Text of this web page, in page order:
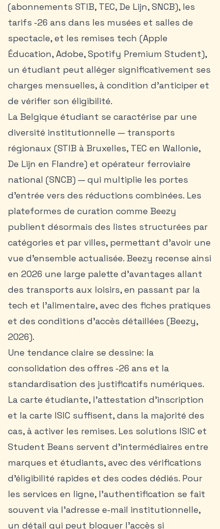
(abonnements STIB, TEC, De Lijn, SNCB), les
tarifs -26 ans dans les musées et salles de
spectacle, et les remises tech (Apple
Éducation, Adobe, Spotify Premium Student),
un étudiant peut alléger significativement ses
charges mensuelles, à condition d’anticiper et
de vérifier son éligibilité.
La Belgique étudiant se caractérise par une
diversité institutionnelle — transports
régionaux (STIB à Bruxelles, TEC en Wallonie,
De Lijn en Flandre) et opérateur ferroviaire
national (SNCB) — qui multiplie les portes
d’entrée vers des réductions combinées. Les
plateformes de curation comme Beezy
publient désormais des listes structurées par
catégories et par villes, permettant d’avoir une
vue d’ensemble actualisée. Beezy recense ainsi
en 2026 une large palette d’avantages allant
des transports aux loisirs, en passant par la
tech et l’alimentaire, avec des fiches pratiques
et des conditions d’accès détaillées (Beezy,
2026).
Une tendance claire se dessine: la
consolidation des offres -26 ans et la
standardisation des justificatifs numériques.
La carte étudiante, l’attestation d’inscription
et la carte ISIC suffisent, dans la majorité des
cas, à activer les remises. Les solutions ISIC et
Student Beans servent d’intermédiaires entre
marques et étudiants, avec des vérifications
d’éligibilité rapides et des codes dédiés. Pour
les services en ligne, l’authentification se fait
souvent via l’adresse e-mail institutionnelle,
un détail qui peut bloquer l’accès si